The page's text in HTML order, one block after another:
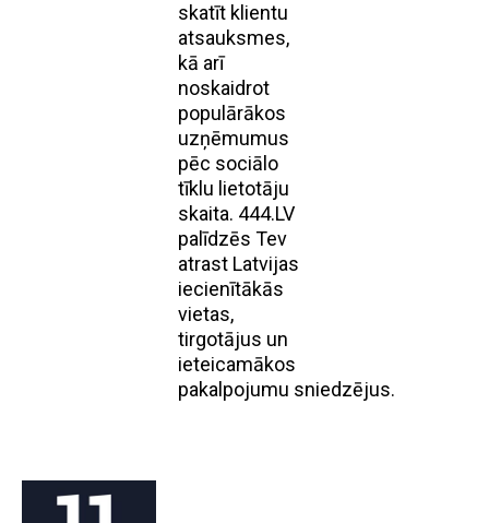
skatīt klientu
atsauksmes,
kā arī
noskaidrot
populārākos
uzņēmumus
pēc sociālo
tīklu lietotāju
skaita. 444.LV
palīdzēs Tev
atrast Latvijas
iecienītākās
vietas,
tirgotājus un
ieteicamākos
pakalpojumu sniedzējus.